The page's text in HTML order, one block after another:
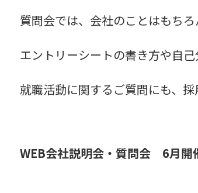
質問会では、会社のことはもちろ
エントリーシートの書き方や自
就職活動に関するご質問にも、
WEB会社説明会・質問会 6月開